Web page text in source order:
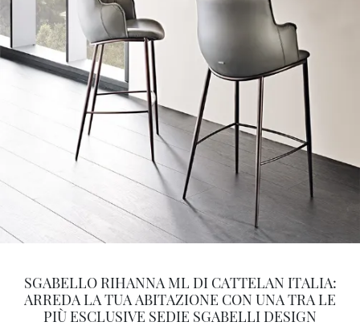
SGABELLO RIHANNA ML DI CATTELAN ITALIA:
ARREDA LA TUA ABITAZIONE CON UNA TRA LE
PIÙ ESCLUSIVE SEDIE SGABELLI DESIGN